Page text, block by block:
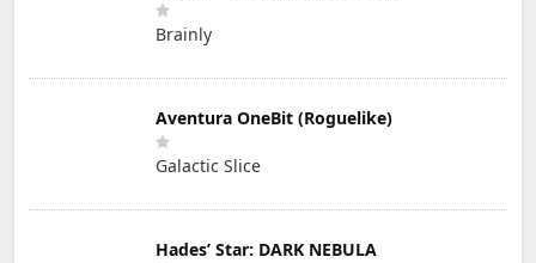
Brainly
Aventura OneBit (Roguelike)
Galactic Slice
Hades’ Star: DARK NEBULA